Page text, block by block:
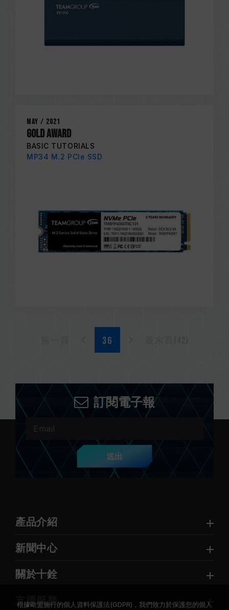
May / 2021
GOLD AWARD
BASIC TUTORIALS
MP34 M.2 PCIe SSD
訂閱電子報
送出
產品介紹
新聞中心
關於十銓
支援服務
根據歐盟施行的個人資料保護法(GDPR)，我們致力於保護您的個人